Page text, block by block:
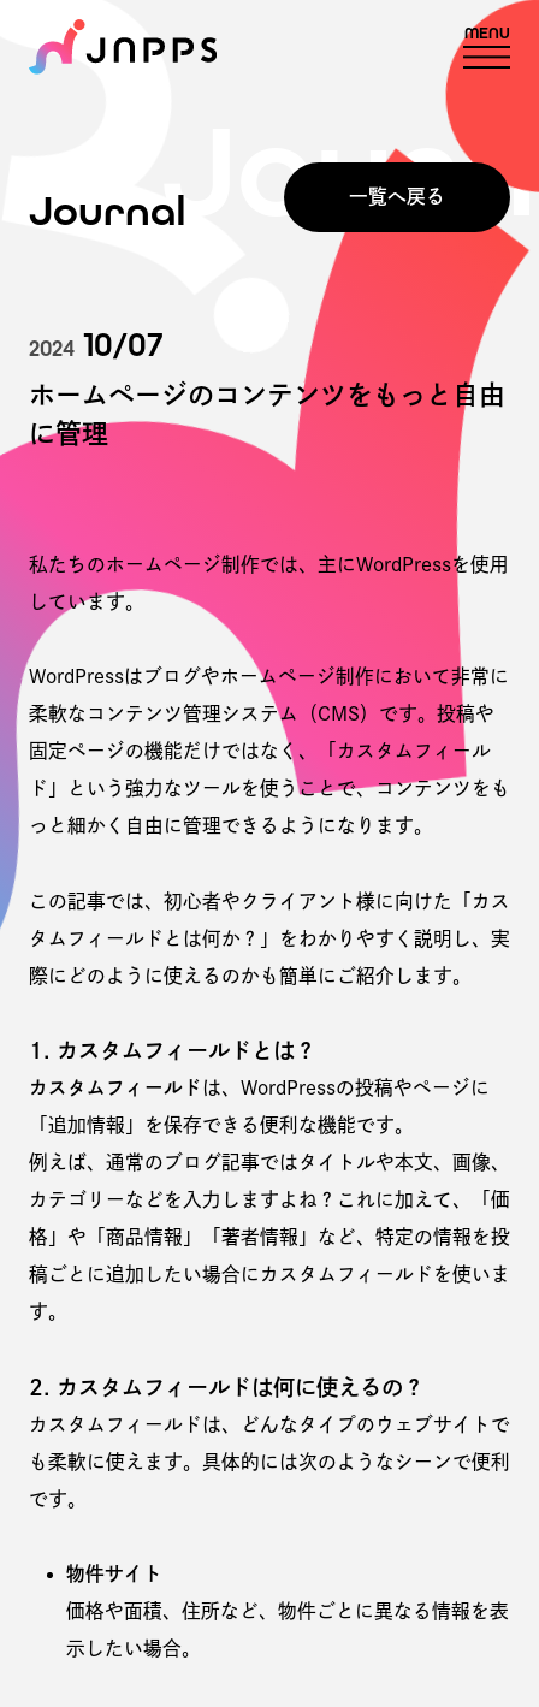
MENU
Journal 一覧へ戻る
2024 10/07
ホームページのコンテンツをもっと自由
に管理
私たちのホームページ制作では、主にWordPressを使用
しています。
WordPressはブログやホームページ制作において非常に
柔軟なコンテンツ管理システム（CMS）です。投稿や
固定ページの機能だけではなく、「カスタムフィール
ド」という強力なツールを使うことで、コンテンツをも
っと細かく自由に管理できるようになります。
この記事では、初心者やクライアント様に向けた「カス
タムフィールドとは何か？」をわかりやすく説明し、実
際にどのように使えるのかも簡単にご紹介します。
1. カスタムフィールドとは？
カスタムフィールドは、WordPressの投稿やページに
「追加情報」を保存できる便利な機能です。
例えば、通常のブログ記事ではタイトルや本文、画像、
カテゴリーなどを入力しますよね？これに加えて、「価
格」や「商品情報」「著者情報」など、特定の情報を投
稿ごとに追加したい場合にカスタムフィールドを使いま
す。
2. カスタムフィールドは何に使えるの？
カスタムフィールドは、どんなタイプのウェブサイトで
も柔軟に使えます。具体的には次のようなシーンで便利
です。
物件サイト
価格や面積、住所など、物件ごとに異なる情報を表
示したい場合。